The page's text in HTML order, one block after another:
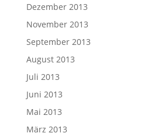
Dezember 2013
November 2013
September 2013
August 2013
Juli 2013
Juni 2013
Mai 2013
März 2013